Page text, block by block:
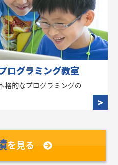
ログラミング教室
格的なプログラミングの
を見る